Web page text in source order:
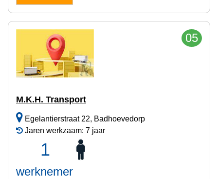
05
M.K.H. Transport
Egelantierstraat 22, Badhoevedorp
Jaren werkzaam: 7 jaar
1
werknemer